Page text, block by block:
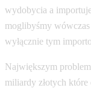
wydobycia a
moglibyśmy
wyłącznie tym
Największym
miliardy złotych które